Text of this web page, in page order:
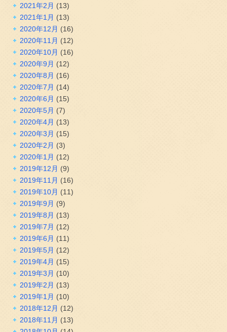
2021年2月 (13)
2021年1月 (13)
2020年12月 (16)
2020年11月 (12)
2020年10月 (16)
2020年9月 (12)
2020年8月 (16)
2020年7月 (14)
2020年6月 (15)
2020年5月 (7)
2020年4月 (13)
2020年3月 (15)
2020年2月 (3)
2020年1月 (12)
2019年12月 (9)
2019年11月 (16)
2019年10月 (11)
2019年9月 (9)
2019年8月 (13)
2019年7月 (12)
2019年6月 (11)
2019年5月 (12)
2019年4月 (15)
2019年3月 (10)
2019年2月 (13)
2019年1月 (10)
2018年12月 (12)
2018年11月 (13)